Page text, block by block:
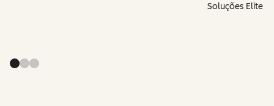
Soluções Elite